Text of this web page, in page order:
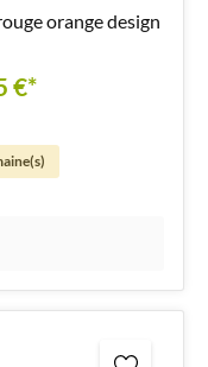
orange design
€*